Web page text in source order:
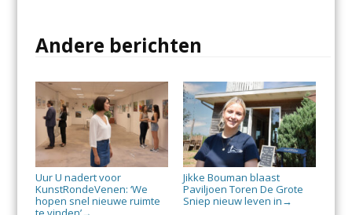
Andere berichten
Uur U nadert voor
KunstRondeVenen: ‘We
hopen snel nieuwe ruimte
Jikke Bouman blaast
Paviljoen Toren De Grote
Sniep nieuw leven in →